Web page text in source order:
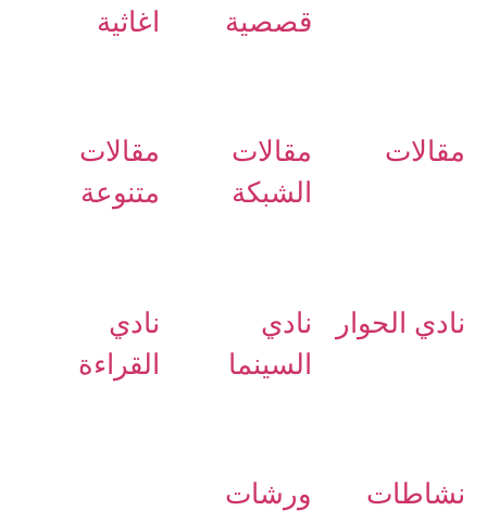
قصصية اغاثية
مقالات
مقالات
الشبكة
مقالات
متنوعة
نادي الحوار
نادي
السينما
نادي
القراءة
نشاطات
ورشات